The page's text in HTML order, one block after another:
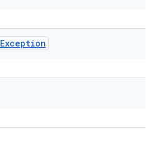
Exception